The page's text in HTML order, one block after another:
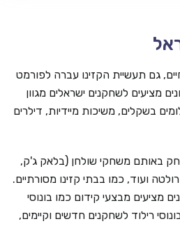
גם תעשיית הקזינו עברה לפורמט
מציעים לשחקנים ישראלים מגוון
בשקלים, משיכות מיידיות, דילרים
באותם משחקי שולחן (בלאק ג'ק,
ועוד, כמו בבתי קזינו מסורתיים.
מציעים מבצעי קידום כמו בונוסי
רילוד לשחקנים חדשים וקיימים,